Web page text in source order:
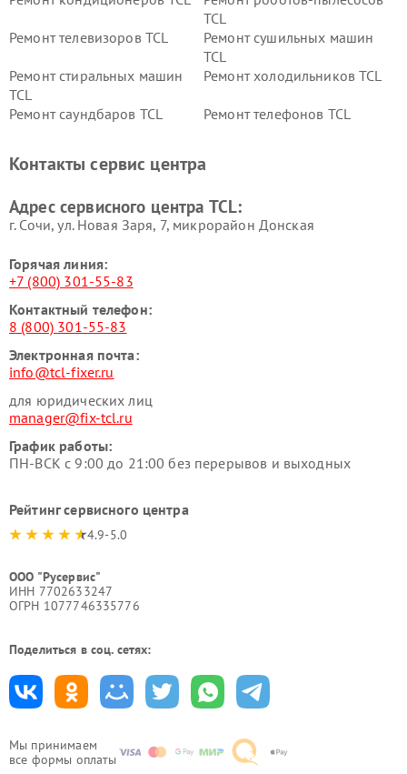
Мы принимаем
все формы оплаты
TCL
Ремонт телевизоров TCL
Ремонт сушильных машин
TCL
Ремонт стиральных машин
TCL
Ремонт холодильников TCL
Ремонт саундбаров TCL Ремонт телефонов TCL
Контакты сервис центра
Адрес сервисного центра TCL:
г. Сочи, ул. Новая Заря, 7, микрорайон Донская
Горячая линия:
+7 (800) 301-55-83
Контактный телефон:
8 (800) 301-55-83
Электронная почта:
info@tcl-fixer.ru
для юридических лиц
manager@fix-tcl.ru
График работы:
ПН-ВСК с 9:00 до 21:00 без перерывов и выходных
Рейтинг сервисного центра
4.9-5.0
ООО "Русервис"
ИНН 7702633247
ОГРН 1077746335776
Поделиться в соц. сетях: